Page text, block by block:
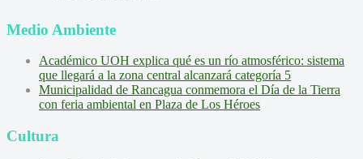
Medio Ambiente
Académico UOH explica qué es un río atmosférico: sistema
que llegará a la zona central alcanzará categoría 5
Municipalidad de Rancagua conmemora el Día de la Tierra
con feria ambiental en Plaza de Los Héroes
Cultura